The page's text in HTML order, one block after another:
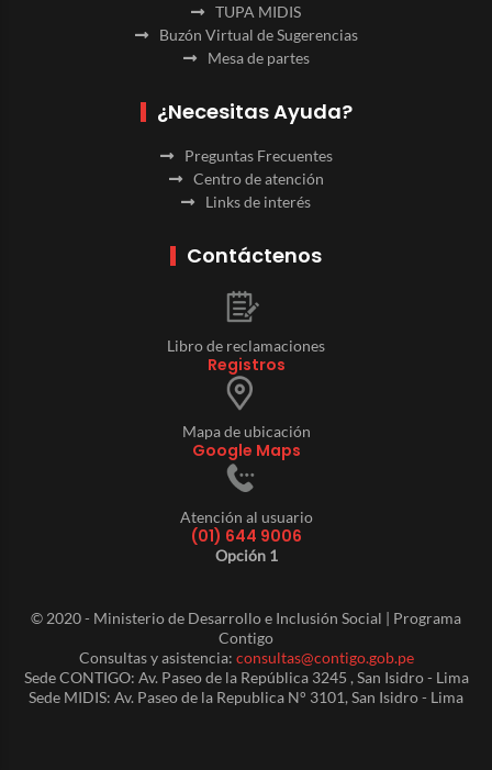
TUPA MIDIS
Buzón Virtual de Sugerencias
Mesa de partes
¿Necesitas Ayuda?
Preguntas Frecuentes
Centro de atención
Links de interés
Contáctenos
Libro de reclamaciones
Registros
Mapa de ubicación
Google Maps
Atención al usuario
(01) 644 9006
Opción 1
© 2020 - Ministerio de Desarrollo e Inclusión Social | Programa
Contigo
Consultas y asistencia: consultas@contigo.gob.pe
Sede CONTIGO: Av. Paseo de la República 3245 , San Isidro - Lima
Sede MIDIS: Av. Paseo de la Republica N° 3101, San Isidro - Lima